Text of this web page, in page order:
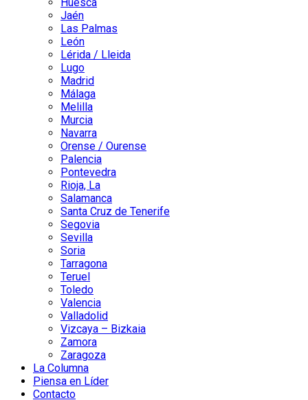
Jaén
Las Palmas
León
Lérida / Lleida
Lugo
Madrid
Málaga
Melilla
Murcia
Navarra
Orense / Ourense
Palencia
Pontevedra
Rioja, La
Salamanca
Santa Cruz de Tenerife
Segovia
Sevilla
Soria
Tarragona
Teruel
Toledo
Valencia
Valladolid
Vizcaya – Bizkaia
Zamora
Zaragoza
La Columna
Piensa en Líder
Contacto